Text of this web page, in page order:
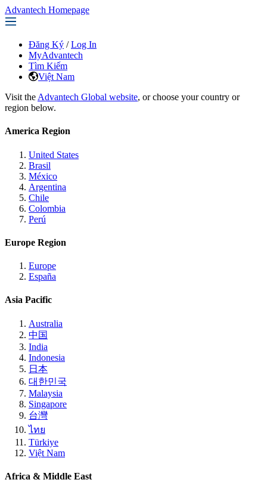
Advantech Homepage
Đăng Ký / Log In
MyAdvantech
Tìm Kiếm
Việt Nam
Visit the Advantech Global website, or choose your country or
region below.
America Region
United States
Brasil
México
Argentina
Chile
Colombia
Perú
Europe Region
Europe
España
Asia Pacific
Australia
中国
India
Indonesia
日本
대한민국
Malaysia
Singapore
台灣
ไทย
Türkiye
Việt Nam
Africa & Middle East